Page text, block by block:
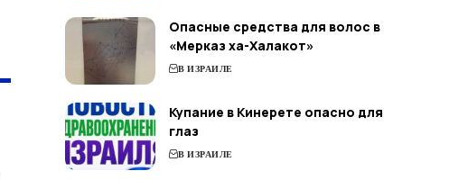
Опасные средства для волос в
«Мерказ ха-Халакот»
В ИЗРАИЛЕ
Купание в Кинерете опасно для
глаз
В ИЗРАИЛЕ